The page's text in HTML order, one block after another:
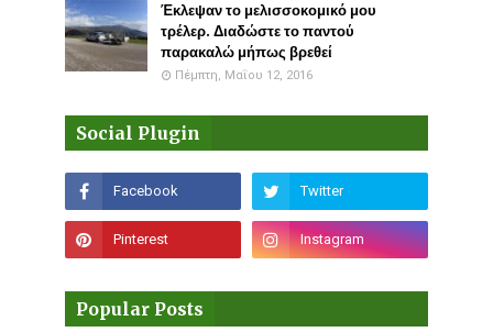
Έκλεψαν το μελισσοκομικό μου
τρέλερ. Διαδώστε το παντού
παρακαλώ μήπως βρεθεί
Πέμπτη, Μαΐου 12, 2016
Social Plugin
Popular Posts